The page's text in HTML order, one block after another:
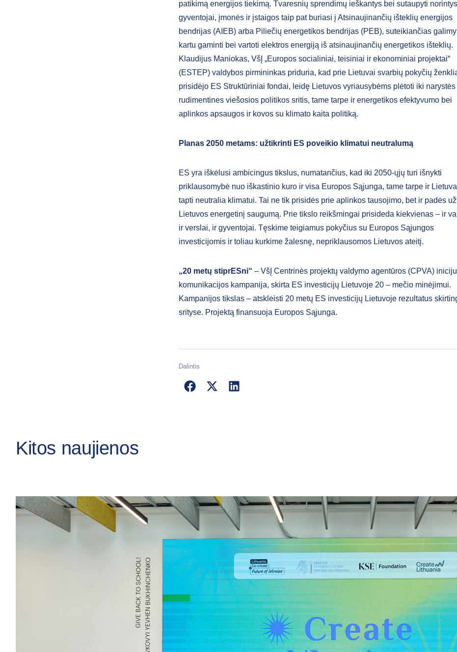
patikimą energijos tiekimą. Tvaresnių sprendimų ieškantys bei sutaupyti norintys
gyventojai, įmonės ir įstaigos taip pat buriasi į Atsinaujinančių išteklių energijos
bendrijas (AIEB) arba Piliečių energetikos bendrijas (PEB), suteikiančias
kartu gaminti bei vartoti elektros energiją iš atsinaujinančių energetikos išteklių.
Klaudijus Maniokas, VšĮ „Europos socialiniai, teisiniai ir ekonominiai projektai“
(ESTEP) valdybos pirmininkas priduria, kad prie Lietuvai svarbių pokyčių
prisidėjo ES Struktūriniai fondai, leidę Lietuvos vyriausybėms plėtoti iki narystės
rudimentines viešosios politikos sritis, tame tarpe ir energetikos efektyvumo bei
aplinkos apsaugos ir kovos su klimato kaita politiką.
Planas 2050 metams: užtikrinti ES poveikio klimatui neutralumą
ES yra iškėlusi ambicingus tikslus, numatančius, kad iki 2050-ųjų turi išnykti
priklausomybė nuo iškastinio kuro ir visa Europos Sąjunga, tame tarpe ir
tapti neutralia klimatui. Tai ne tik prisidės prie aplinkos tausojimo, bet ir padės
Lietuvos energetinį saugumą. Prie tikslo reikšmingai prisideda kiekvienas – ir
ir verslai, ir gyventojai. Tęskime teigiamus pokyčius su Europos Sąjungos
investicijomis ir toliau kurkime žalesnę, nepriklausomos Lietuvos ateitį.
„20 metų stiprESni“ – VšĮ Centrinės projektų valdymo agentūros (CPVA)
komunikacijos kampanija, skirta ES investicijų Lietuvoje 20 – mečio minėjimui.
Kampanijos tikslas – atskleisti 20 metų ES investicijų Lietuvoje rezultatus
srityse. Projektą finansuoja Europos Sąjunga.
Dalintis
Kitos naujienos